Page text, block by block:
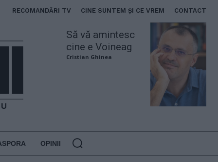
RECOMANDĂRI TV CINE SUNTEM ȘI CE VREM CONTACT
Să vă amintesc
cine e Voineag
Cristian Ghinea
OPINII